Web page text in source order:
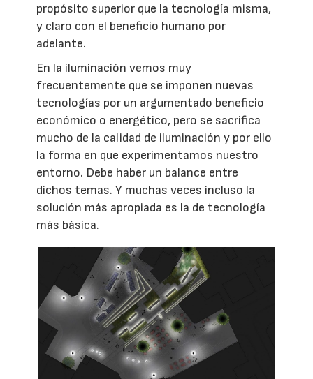
propósito superior que la tecnología misma,
y claro con el beneficio humano por
adelante.
En la iluminación vemos muy
frecuentemente que se imponen nuevas
tecnologías por un argumentado beneficio
económico o energético, pero se sacrifica
mucho de la calidad de iluminación y por ello
la forma en que experimentamos nuestro
entorno. Debe haber un balance entre
dichos temas. Y muchas veces incluso la
solución más apropiada es la de tecnología
más básica.